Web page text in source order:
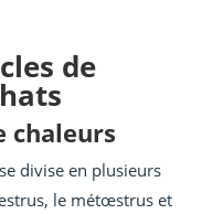
de
chaleurs
divise en plusieurs
le métœstrus et